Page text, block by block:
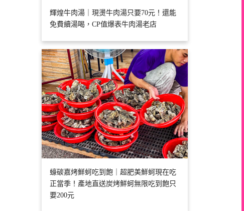
輝煌牛肉湯｜現燙牛肉湯只要70元！還能
免費續湯喝，CP值爆表牛肉湯老店
蠔碳嘉烤鮮蚵吃到飽｜超肥美鮮蚵現在吃
正當季！產地直送炭烤鮮蚵無限吃到飽只
要200元